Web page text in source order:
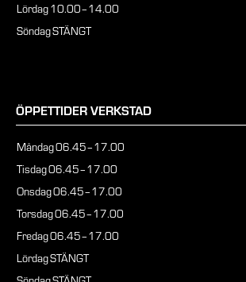
Lördag10.00–14.00
SöndagSTÄNGT
ÖPPETTIDER VERKSTAD
Måndag06.45–17.00
Tisdag06.45–17.00
Onsdag06.45–17.00
Torsdag06.45–17.00
Fredag06.45–17.00
LördagSTÄNGT